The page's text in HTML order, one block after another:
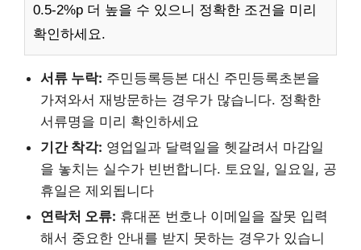
0.5-2%p 더 높을 수 있으니 정확한 조건을 미리
확인하세요.
서류 누락: 주민등록등본 대신 주민등록초본을
가져와서 재방문하는 경우가 많습니다. 정확한
서류명을 미리 확인하세요
기간 착각: 영업일과 달력일을 헷갈려서 마감일
을 놓치는 실수가 빈번합니다. 토요일, 일요일, 공
휴일은 제외됩니다
연락처 오류: 휴대폰 번호나 이메일을 잘못 입력
해서 중요한 안내를 받지 못하는 경우가 있습니